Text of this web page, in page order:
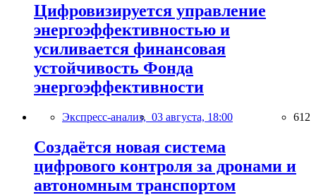
Цифровизируется управление
энергоэффективностью и
усиливается финансовая
устойчивость Фонда
энергоэффективности
Экспресс-анализ, 03 августа, 18:00 612
Создаётся новая система
цифрового контроля за дронами и
автономным транспортом